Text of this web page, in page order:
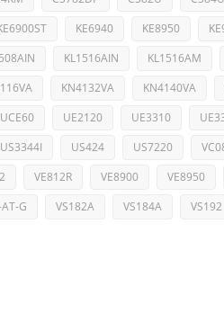
KE6940 KE8950
KL1516AIN KL1516AM
KN4132VA KN4140VA
UCE60 UE2120 UE3310
US3344I US424 US7220
VE812R VE8900 VE8950
G VS182A VS184A VS192